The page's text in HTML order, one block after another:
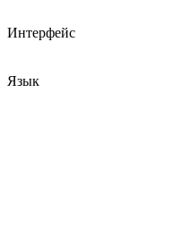
Интерфейс
Язык